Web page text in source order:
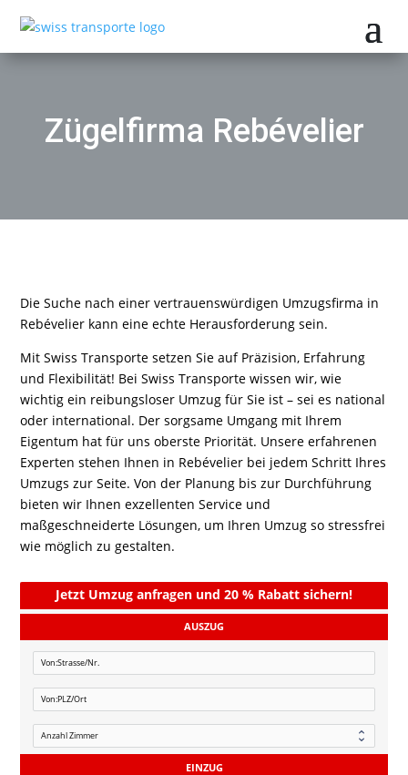
Zügelfirma Rebévelier
Die Suche nach einer vertrauenswürdigen Umzugsfirma in
Rebévelier kann eine echte Herausforderung sein.
Mit Swiss Transporte setzen Sie auf Präzision, Erfahrung
und Flexibilität! Bei Swiss Transporte wissen wir, wie
wichtig ein reibungsloser Umzug für Sie ist – sei es national
oder international. Der sorgsame Umgang mit Ihrem
Eigentum hat für uns oberste Priorität. Unsere erfahrenen
Experten stehen Ihnen in Rebévelier bei jedem Schritt Ihres
Umzugs zur Seite. Von der Planung bis zur Durchführung
bieten wir Ihnen exzellenten Service und
maßgeschneiderte Lösungen, um Ihren Umzug so stressfrei
wie möglich zu gestalten.
Jetzt Umzug anfragen und 20 % Rabatt sichern!
AUSZUG
EINZUG